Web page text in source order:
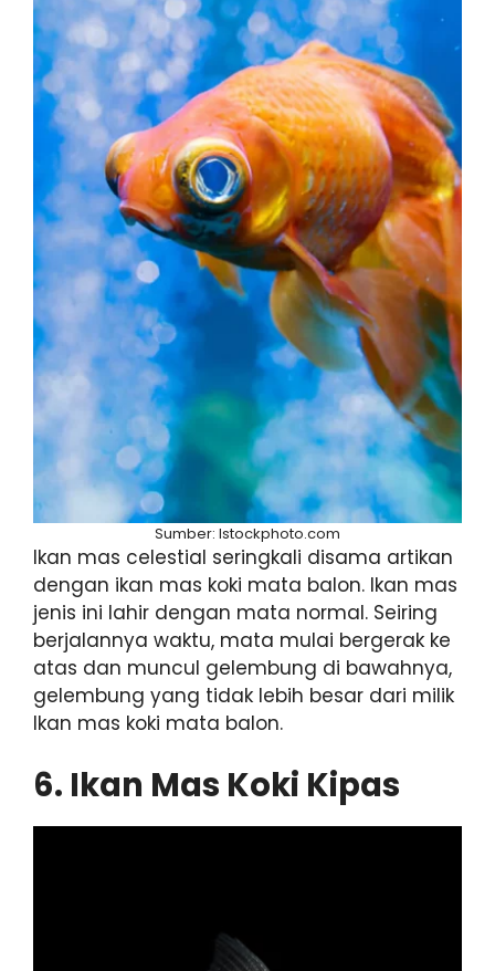
Sumber: Istockphoto.com
Ikan mas celestial seringkali disama artikan
dengan ikan mas koki mata balon. Ikan mas
jenis ini lahir dengan mata normal. Seiring
berjalannya waktu, mata mulai bergerak ke
atas dan muncul gelembung di bawahnya,
gelembung yang tidak lebih besar dari milik
Ikan mas koki mata balon.
6. Ikan Mas Koki Kipas